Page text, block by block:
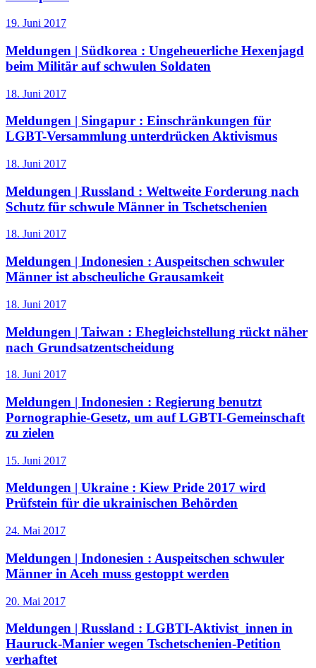
19. Juni 2017
Meldungen | Südkorea : Ungeheuerliche Hexenjagd
beim Militär auf schwulen Soldaten
18. Juni 2017
Meldungen | Singapur : Einschränkungen für
LGBT-Versammlung unterdrücken Aktivismus
18. Juni 2017
Meldungen | Russland : Weltweite Forderung nach
Schutz für schwule Männer in Tschetschenien
18. Juni 2017
Meldungen | Indonesien : Auspeitschen schwuler
Männer ist abscheuliche Grausamkeit
18. Juni 2017
Meldungen | Taiwan : Ehegleichstellung rückt näher
nach Grundsatzentscheidung
18. Juni 2017
Meldungen | Indonesien : Regierung benutzt
Pornographie-Gesetz, um auf LGBTI-Gemeinschaft
zu zielen
15. Juni 2017
Meldungen | Ukraine : Kiew Pride 2017 wird
Prüfstein für die ukrainischen Behörden
24. Mai 2017
Meldungen | Indonesien : Auspeitschen schwuler
Männer in Aceh muss gestoppt werden
20. Mai 2017
Meldungen | Russland : LGBTI-Aktivist_innen in
Hauruck-Manier wegen Tschetschenien-Petition
verhaftet